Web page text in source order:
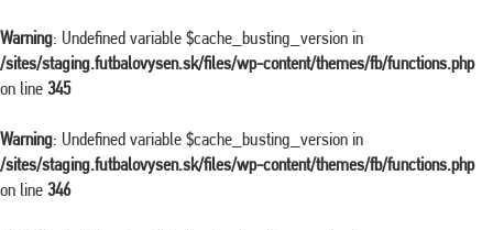
Warning: Undefined variable $cache_busting_version in
/sites/staging.futbalovysen.sk/files/wp-content/themes/fb/functions.php
on line 345
Warning: Undefined variable $cache_busting_version in
/sites/staging.futbalovysen.sk/files/wp-content/themes/fb/functions.php
on line 346